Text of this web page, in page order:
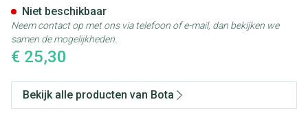
€ 25,30
Niet beschikbaar
Neem contact op met ons via telefoon of e-mail, dan bekijken we
samen de mogelijkheden.
Bekijk alle producten van Bota